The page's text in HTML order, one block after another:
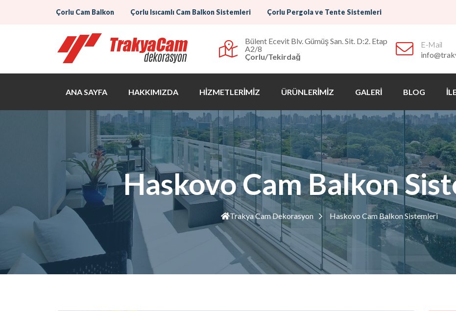
Çorlu Cam Balkon Çorlu Isıcamlı Cam Balkon Sistemleri Çorlu Pergola ve Tente Sistemleri
Bülent Ecevit Blv. Gümüş San. Sit. D:2. Etap
A2/8
Çorlu/Tekirdağ
E-Mail
ANA SAYFA HAKKIMIZDA HİZMETLERİMİZ ÜRÜNLERİMİZ GALERİ BLOG
Haskovo Cam Balkon
Trakya Cam Dekorasyon Haskovo Cam Balkon Sistemleri